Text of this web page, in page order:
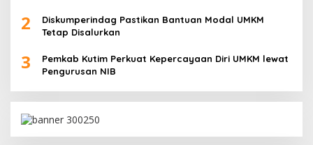
2
Diskumperindag Pastikan Bantuan Modal UMKM
Tetap Disalurkan
3
Pemkab Kutim Perkuat Kepercayaan Diri UMKM lewat
Pengurusan NIB